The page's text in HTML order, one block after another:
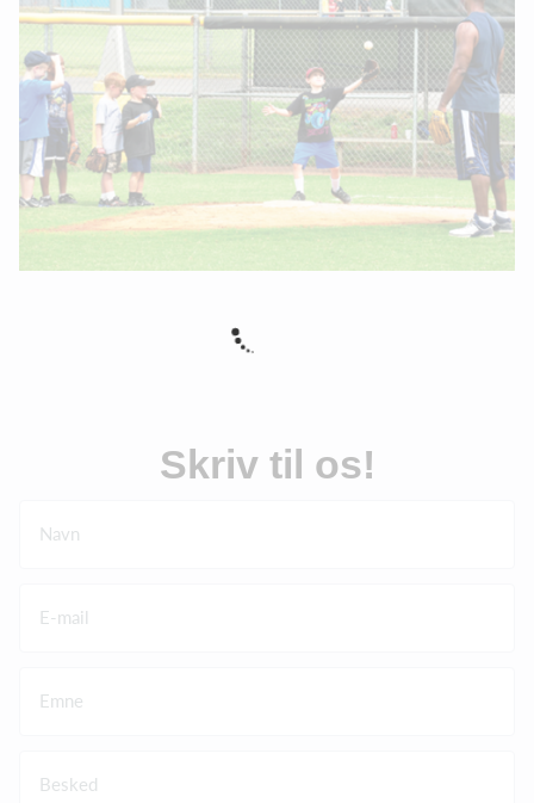
Skriv til os!
Navn
E-mail
Emne
Besked